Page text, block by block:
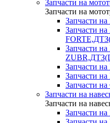
Запчасти на
Запчасти на
Запчасти
Запчасти
Запчасти
Запчасти
Запчасти
Запчасти
Запчасти на
Запчасти на
Запчасти